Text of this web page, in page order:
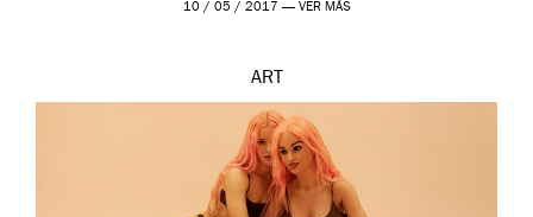
10 / 05 / 2017 — VER MÁS
ART